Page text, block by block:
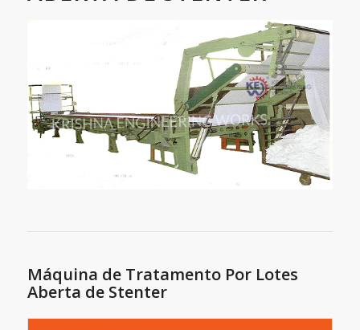
Máquina de Tratamento Por Lotes
Aberta de Stenter